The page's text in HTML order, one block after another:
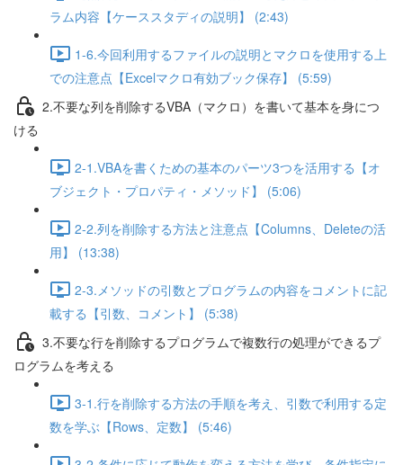
ラム内容【ケーススタディの説明】 (2:43)
1-6.今回利用するファイルの説明とマクロを使用する上
での注意点【Excelマクロ有効ブック保存】 (5:59)
2.不要な列を削除するVBA（マクロ）を書いて基本を身につ
ける
2-1.VBAを書くための基本のパーツ3つを活用する【オ
ブジェクト・プロパティ・メソッド】 (5:06)
2-2.列を削除する方法と注意点【Columns、Deleteの活
用】 (13:38)
2-3.メソッドの引数とプログラムの内容をコメントに記
載する【引数、コメント】 (5:38)
3.不要な行を削除するプログラムで複数行の処理ができるプ
ログラムを考える
3-1.行を削除する方法の手順を考え、引数で利用する定
数を学ぶ【Rows、定数】 (5:46)